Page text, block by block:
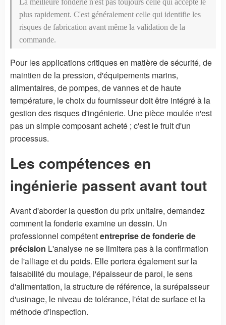
plus rapidement. C'est généralement celle qui identifie les
risques de fabrication avant même la validation de la
commande.
Pour les applications critiques en matière de sécurité, de
maintien de la pression, d'équipements marins,
alimentaires, de pompes, de vannes et de haute
température, le choix du fournisseur doit être intégré à la
gestion des risques d'ingénierie. Une pièce moulée n'est
pas un simple composant acheté ; c'est le fruit d'un
processus.
Les compétences en
ingénierie passent avant tout
Avant d'aborder la question du prix unitaire, demandez
comment la fonderie examine un dessin. Un
professionnel compétententreprise de fonderie de
précision L'analyse ne se limitera pas à la confirmation
de l'alliage et du poids. Elle portera également sur la
faisabilité du moulage, l'épaisseur de paroi, le sens
d'alimentation, la structure de référence, la surépaisseur
d'usinage, le niveau de tolérance, l'état de surface et la
méthode d'inspection.